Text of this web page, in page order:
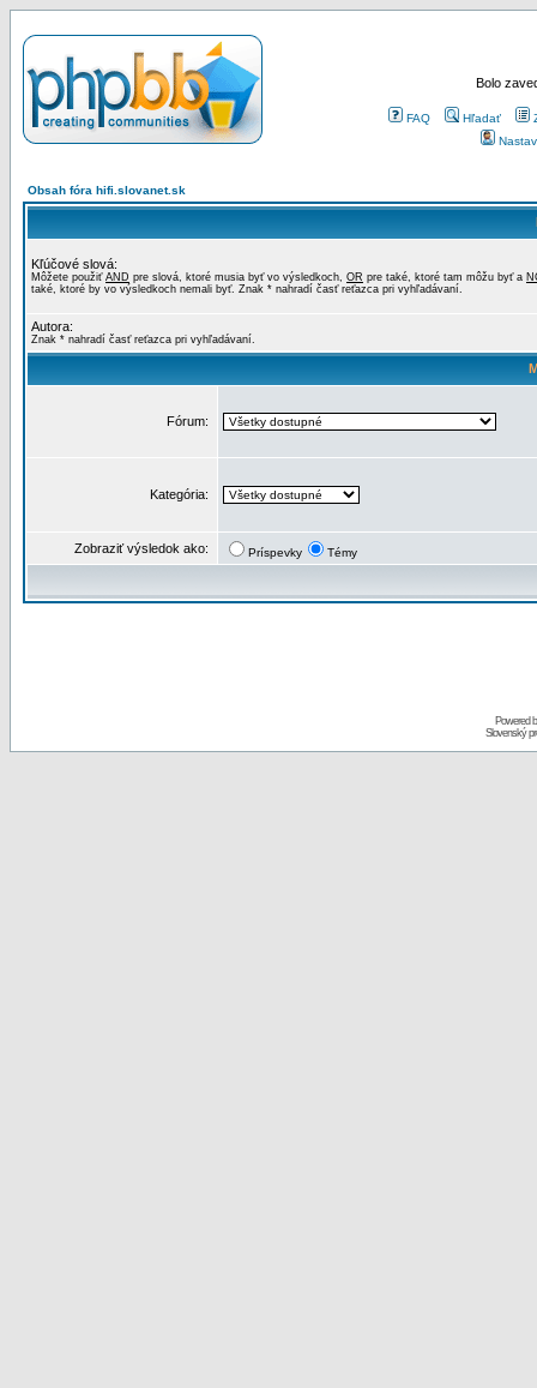
Bolo
FAQ Hľadať
Obsah fóra hifi.slovanet.sk
Kľúčové slová:
Môžete použiť AND pre slová, ktoré musia byť vo výsledkoch, OR pre také, ktoré tam môžu byť a
také, ktoré by vo výsledkoch nemali byť. Znak * nahradí časť reťazca pri vyhľadávaní.
Autora:
Znak * nahradí časť reťazca pri vyhľadávaní.
Fórum:
Kategória:
Zobraziť výsledok ako: Príspevky Témy
Powered
Slovenský